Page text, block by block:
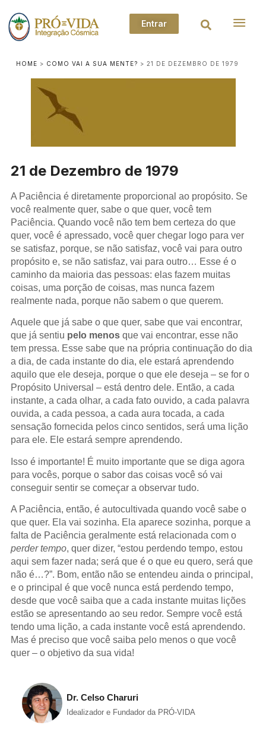
Entrar
HOME > COMO VAI A SUA MENTE? >21 DE DEZEMBRO DE 1979
21 de Dezembro de 1979
A Paciência é diretamente proporcional ao propósito. Se
você realmente quer, sabe o que quer, você tem
Paciência. Quando você não tem bem certeza do que
quer, você é apressado, você quer chegar logo para ver
se satisfaz, porque, se não satisfaz, você vai para outro
propósito e, se não satisfaz, vai para outro… Esse é o
caminho da maioria das pessoas: elas fazem muitas
coisas, uma porção de coisas, mas nunca fazem
realmente nada, porque não sabem o que querem.
Aquele que já sabe o que quer, sabe que vai encontrar,
que já sentiu pelo menosque vai encontrar, esse não
tem pressa. Esse sabe que na própria continuação do dia
a dia, de cada instante do dia, ele estará aprendendo
aquilo que ele deseja, porque o que ele deseja – se for o
Propósito Universal – está dentro dele. Então, a cada
instante, a cada olhar, a cada fato ouvido, a cada palavra
ouvida, a cada pessoa, a cada aura tocada, a cada
sensação fornecida pelos cinco sentidos, será uma lição
para ele. Ele estará sempre aprendendo.
Isso é importante! É muito importante que se diga agora
para vocês, porque o sabor das coisas você só vai
conseguir sentir se começar a observar tudo.
A Paciência, então, é autocultivada quando você sabe o
que quer. Ela vai sozinha. Ela aparece sozinha, porque a
falta de Paciência geralmente está relacionada com o
perder tempo, quer dizer, “estou perdendo tempo, estou
aqui sem fazer nada; será que é o que eu quero, será que
não é…?”. Bom, então não se entendeu ainda o principal,
e o principal é que você nunca está perdendo tempo,
desde que você saiba que a cada instante muitas lições
estão se apresentando ao seu redor. Sempre você está
tendo uma lição, a cada instante você está aprendendo.
Mas é preciso que você saiba pelo menos o que você
quer – o objetivo da sua vida!
Dr. Celso Charuri
Idealizador e Fundador da PRÓ-VIDA